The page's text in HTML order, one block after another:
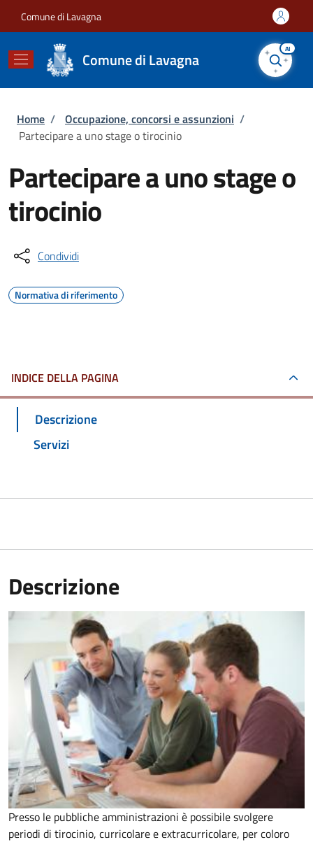
Comune di Lavagna
Comune di Lavagna
AI
Briciole di pane
Home / Occupazione, concorsi e assunzioni /
Partecipare a uno stage o tirocinio
Partecipare a uno stage o
tirocinio
Condividi
Normativa di riferimento
INDICE DELLA PAGINA
Descrizione
Servizi
Descrizione
Presso le pubbliche amministrazioni è possibile svolgere
periodi di tirocinio, curricolare e extracurricolare, per coloro